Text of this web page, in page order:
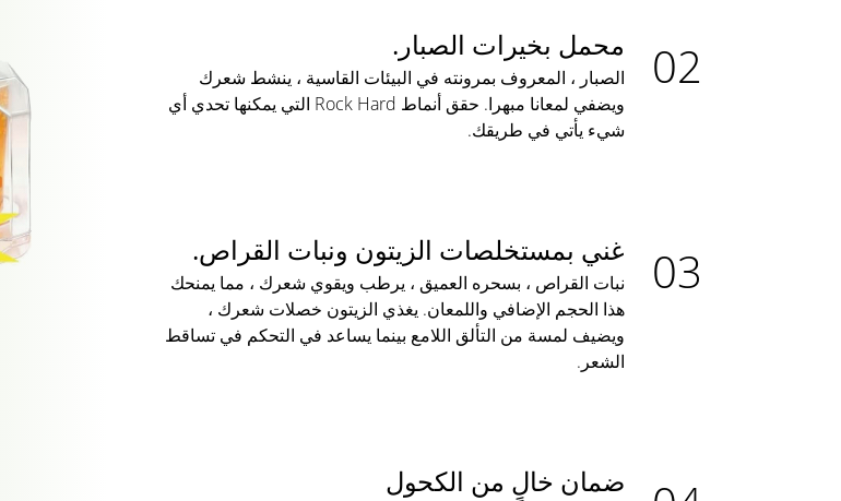
محمل بخيرات الصبار.
الصبار ، المعروف بمرونته في البيئات القاسية ، ينشط شعرك
ويضفي لمعانا مبهرا. حقق أنماط Rock Hard التي يمكنها تحدي أي
شيء يأتي في طريقك.
غني بمستخلصات الزيتون ونبات القراص.
نبات القراص ، بسحره العميق ، يرطب ويقوي شعرك ، مما يمنحك
هذا الحجم الإضافي واللمعان. يغذي الزيتون خصلات شعرك ،
ويضيف لمسة من التألق اللامع بينما يساعد في التحكم في تساقط
الشعر.
ضمان خالٍ من الكحول